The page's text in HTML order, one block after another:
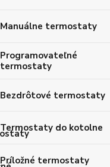
Manuálne termostaty
Programovateľné
termostaty
Bezdrôtové termostaty
Termostaty do kotolne
Príložné termostaty